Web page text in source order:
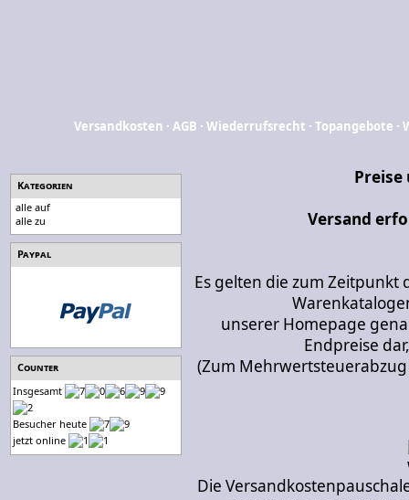
Versandkosten ·AGB ·Wiederrufsrecht ·Topangebote ·
Kategorien
alle auf
alle zu
Paypal
Counter
Insgesamt
Besucher heute
jetzt online
Preise
Versand
Es gelten die zum
unserer Homepage
Endpreise
(Zum Mehrwertsteuerabzug
Die